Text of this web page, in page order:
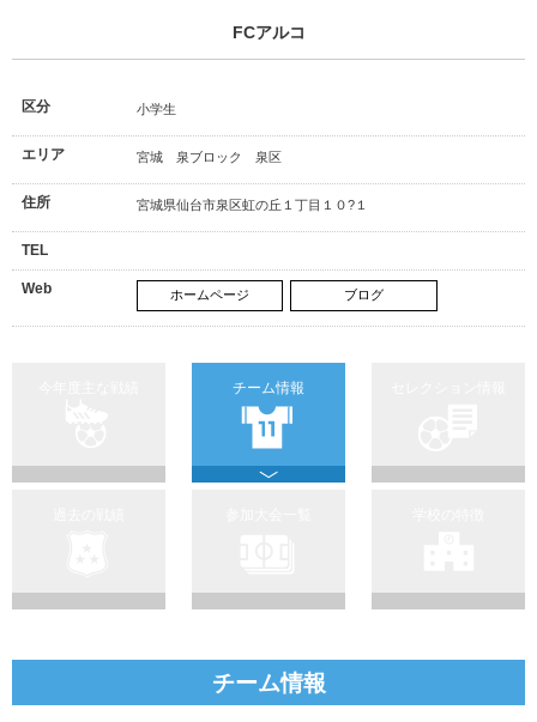
FCアルコ
区分 小学生
エリア 宮城 泉ブロック 泉区
住所 宮城県仙台市泉区虹の丘１丁目１０?１
TEL
Web ホームページ ブログ
チーム情報
チーム情報